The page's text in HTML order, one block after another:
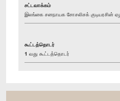
சட்டவாக்கம்
இலங்கை சனநாயக சோசலிசக் குடியரசின்
கூட்டத்தொடர்
1 வது கூட்டத்தொடர்